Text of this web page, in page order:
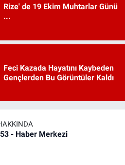
Rize' de 19 Ekim Muhtarlar Günü
...
Feci Kazada Hayatını Kaybeden
Gençlerden Bu Görüntüler Kaldı
- Haber Merkezi